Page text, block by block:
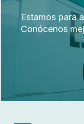
Estamos para
Conócenos